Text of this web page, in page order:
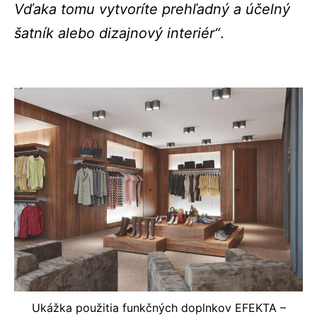
Vďaka tomu vytvoríte prehľadný a účelný
šatník alebo dizajnový interiér“.
Ukážka použitia funkčných doplnkov EFEKTA –